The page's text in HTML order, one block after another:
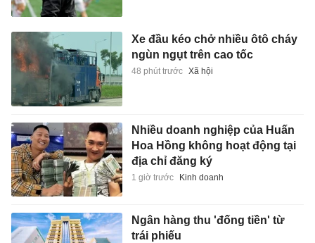
Xe đầu kéo chở nhiều ôtô cháy
ngùn ngụt trên cao tốc
48 phút trước Xã hội
Nhiều doanh nghiệp của Huấn
Hoa Hồng không hoạt động tại
địa chỉ đăng ký
1 giờ trước Kinh doanh
Ngân hàng thu 'đống tiền' từ
trái phiếu